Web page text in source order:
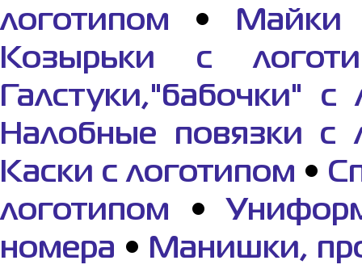
логотипом •
Майки
Козырьки с
Галстуки,"бабочки" с
Налобные повязки с
Каски с логотипом •
логотипом •
номера • Манишки,